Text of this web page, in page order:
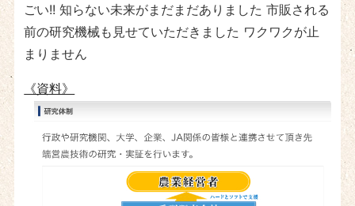
ごい!! 知らない未来がまだまだありました 市販される
前の研究機械も見せていただきました ワクワクが止
まりません
《資料》